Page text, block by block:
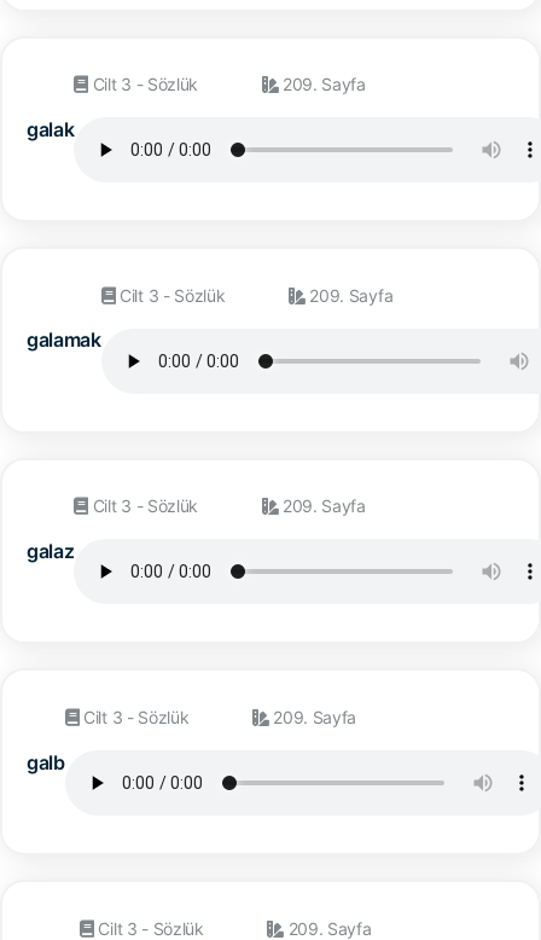
galak
Cilt 3 - Sözlük 209. Sayfa
galamak
Cilt 3 - Sözlük 209. Sayfa
galaz
Cilt 3 - Sözlük 209. Sayfa
galb
Cilt 3 - Sözlük 209. Sayfa
Cilt 3 - Sözlük 209. Sayfa